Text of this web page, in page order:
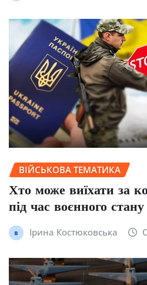
ВІЙСЬКОВА ТЕМАТИКА
Хто може виїхати за
під час воєнного стану
Ірина Костюковська